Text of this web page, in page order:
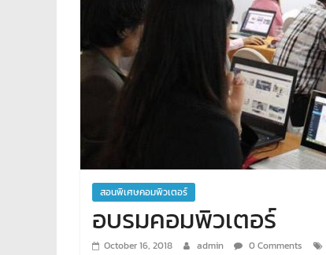
จัด
เว็บไซต์
โดเมน
สอน
คอมพิวเตอร์
ออกแบบ
เว็บ
สอนพิเศษคอมพิวเตอร์
อบรมคอมพิวเตอร์
October 16, 2018 admin 0 Comments